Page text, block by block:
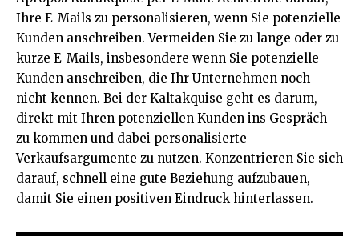
Ihre E-Mails zu personalisieren, wenn Sie potenzielle
Kunden anschreiben. Vermeiden Sie zu lange oder zu
kurze E-Mails, insbesondere wenn Sie potenzielle
Kunden anschreiben, die Ihr Unternehmen noch
nicht kennen. Bei der Kaltakquise geht es darum,
direkt mit Ihren potenziellen Kunden ins Gespräch
zu kommen und dabei personalisierte
Verkaufsargumente zu nutzen. Konzentrieren Sie sich
darauf, schnell eine gute Beziehung aufzubauen,
damit Sie einen positiven Eindruck hinterlassen.